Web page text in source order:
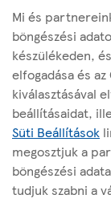
„Nekünk
üzeni a
Az oldalról
Mi és
böngészési
készülékeden,
elfogadása és
kiválasztásával
beállításaidat,
Süti Beállítások
megosztjuk a
böngészési
tudjuk szabni a